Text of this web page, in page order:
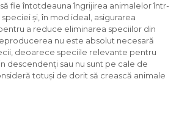
fie întotdeauna îngrijirea animalelor într-
și, în mod ideal, asigurarea
a reduce eliminarea speciilor din
nu este absolut necesară
deoarece speciile relevante pentru
descendenți sau nu sunt pe cale de
totuși de dorit să crească animale